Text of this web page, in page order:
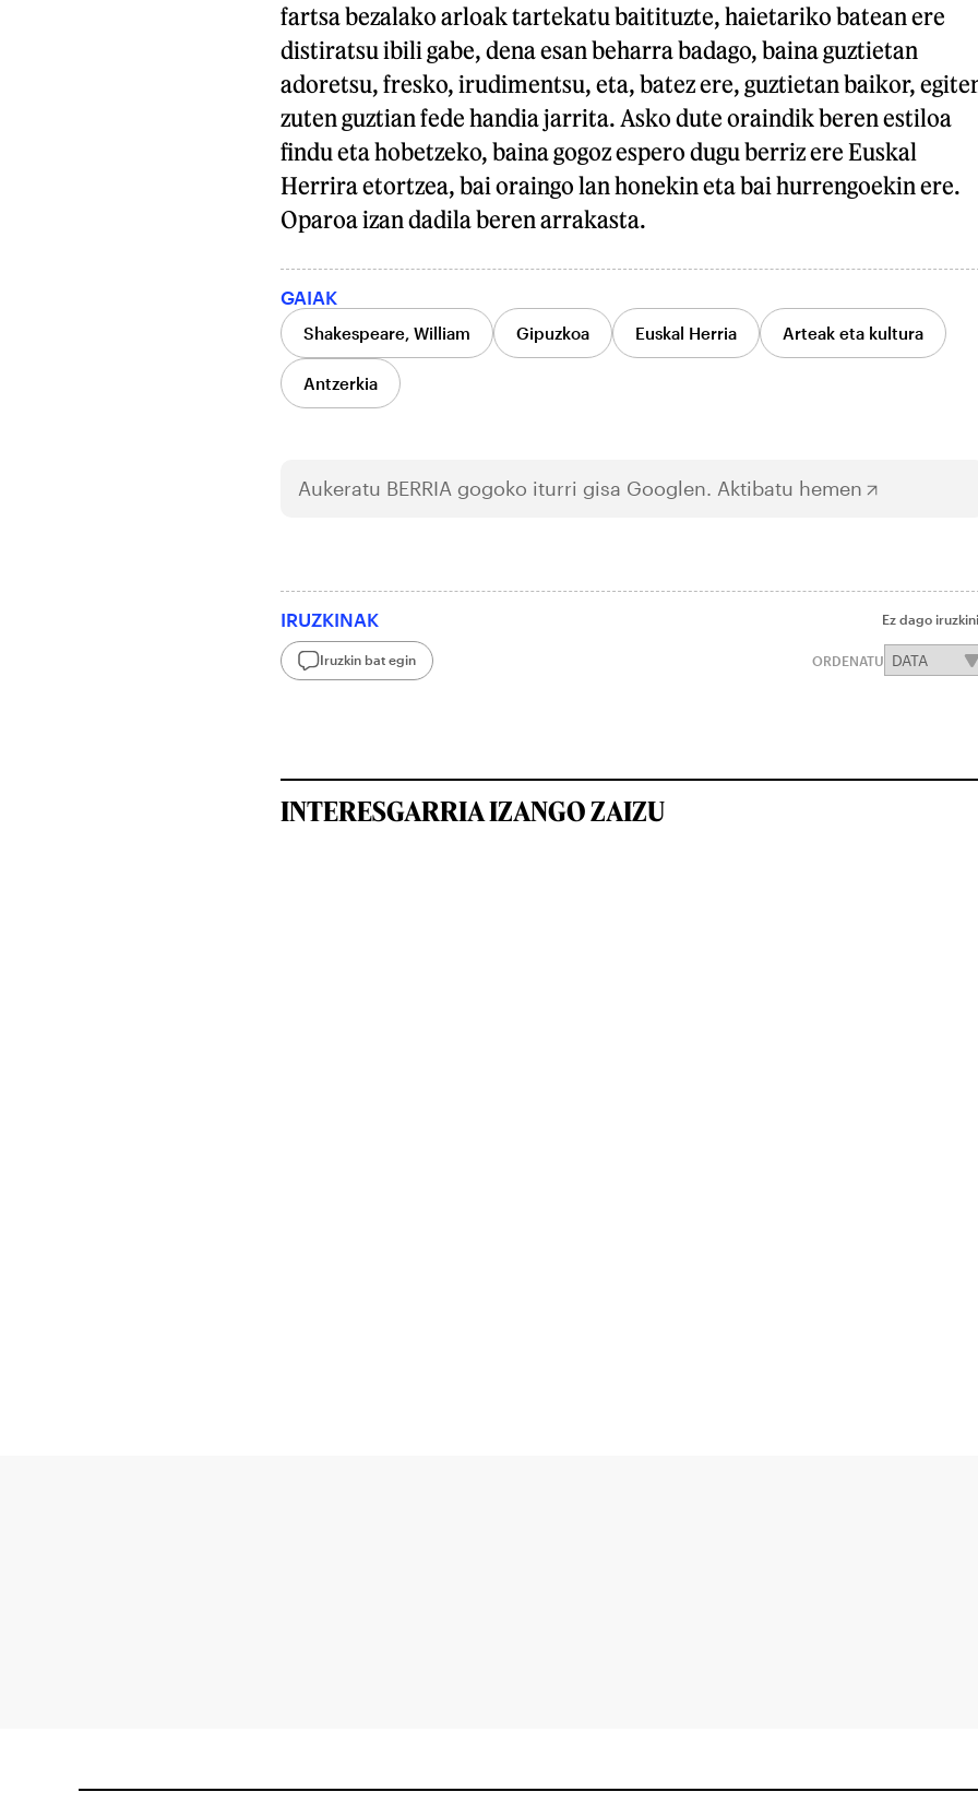
fartsa bezalako arloak tartekatu baitituzte, haietariko batean ere
distiratsu ibili gabe, dena esan beharra badago, baina guztietan
adoretsu, fresko, irudimentsu, eta, batez ere, guztietan baikor,
zuten guztian fede handia jarrita. Asko dute oraindik beren estiloa
findu eta hobetzeko, baina gogoz espero dugu berriz ere Euskal
Herrira etortzea, bai oraingo lan honekin eta bai hurrengoekin ere.
Oparoa izan dadila beren arrakasta.
GAIAK
Shakespeare, William Gipuzkoa Euskal Herria Arteak eta kultura
Antzerkia
Aukeratu BERRIA gogoko iturri gisa Googlen. Aktibatu hemen
IRUZKINAK Ez dago
Iruzkin bat egin ORDENATU
INTERESGARRIA IZANGO ZAIZU